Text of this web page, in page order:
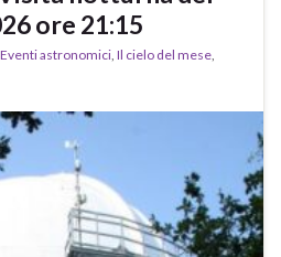
ore 21:15
Eventi astronomici Il cielo del mese